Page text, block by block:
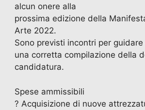
alcun onere alla
prossima edizione della
Arte 2022.
Sono previsti incontri per
una corretta compilazione della
candidatura.
Spese ammissibili
? Acquisizione di nuove